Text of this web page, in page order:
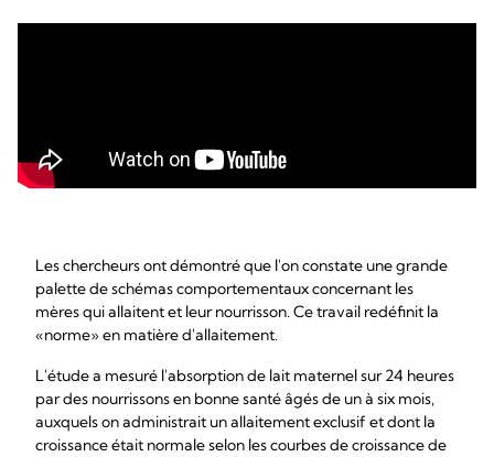
Les chercheurs ont démontré que l'on constate une grande
palette de schémas comportementaux concernant les
mères qui allaitent et leur nourrisson. Ce travail redéfinit la
«norme» en matière d'allaitement.
L'étude a mesuré l'absorption de lait maternel sur 24 heures
par des nourrissons en bonne santé âgés de un à six mois,
auxquels on administrait un allaitement exclusif et dont la
croissance était normale selon les courbes de croissance de